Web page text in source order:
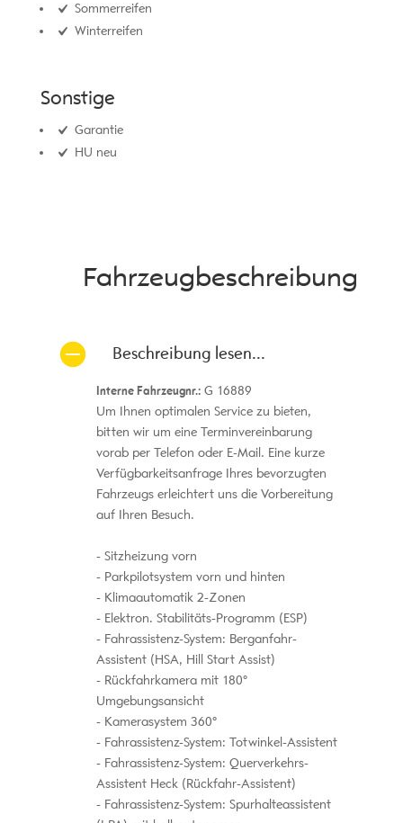
Sommerreifen
Winterreifen
Sonstige
Garantie
HU neu
Fahrzeug­beschreibung
Beschreibung lesen...
Interne Fahrzeugnr.:G 16889
Um Ihnen optimalen Service zu bieten,
bitten wir um eine Terminvereinbarung
vorab per Telefon oder E-Mail. Eine kurze
Verfügbarkeitsanfrage Ihres bevorzugten
Fahrzeugs erleichtert uns die Vorbereitung
auf Ihren Besuch.
Sitzheizung vorn
Parkpilotsystem vorn und hinten
Klimaautomatik 2-Zonen
Elektron. Stabilitäts-Programm (ESP)
Fahrassistenz-System: Berganfahr-
Assistent (HSA, Hill Start Assist)
Rückfahrkamera mit 180°
Umgebungsansicht
Kamerasystem 360°
Fahrassistenz-System: Totwinkel-Assistent
Fahrassistenz-System: Querverkehrs-
Assistent Heck (Rückfahr-Assistent)
Fahrassistenz-System: Spurhalteassistent